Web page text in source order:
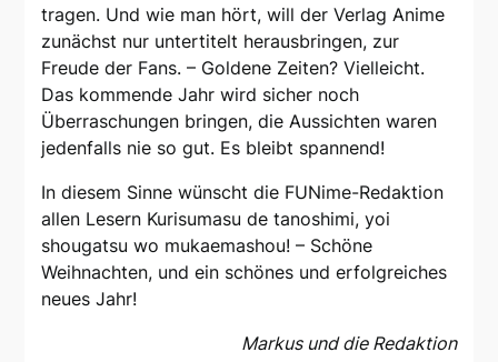
tragen. Und wie man hört, will der Verlag Anime
zunächst nur untertitelt herausbringen, zur
Freude der Fans. – Goldene Zeiten? Vielleicht.
Das kommende Jahr wird sicher noch
Überraschungen bringen, die Aussichten waren
jedenfalls nie so gut. Es bleibt spannend!
In diesem Sinne wünscht die FUNime-Redaktion
allen Lesern Kurisumasu de tanoshimi, yoi
shougatsu wo mukaemashou! – Schöne
Weihnachten, und ein schönes und erfolgreiches
neues Jahr!
Markus und die Redaktion